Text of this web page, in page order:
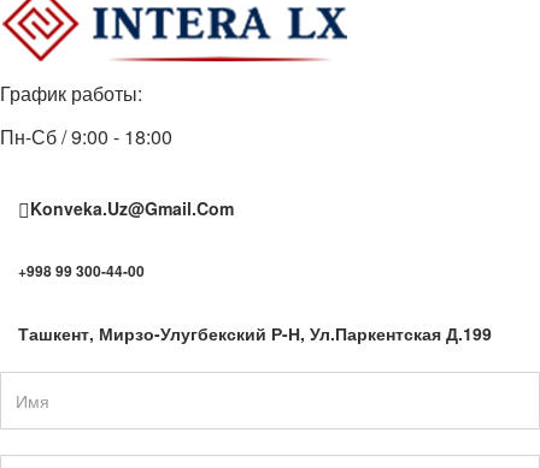
График работы:
Пн-Сб / 9:00 - 18:00
Konveka.uz@gmail.com
+998 99 300-44-00
Ташкент, Мирзо-Улугбекский Р-Н, Ул.Паркентская Д.199